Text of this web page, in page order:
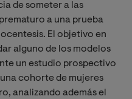
de someter a las
a una prueba
El objetivo en
alguno de los modelos
un estudio prospectivo
cohorte de mujeres
analizando además el